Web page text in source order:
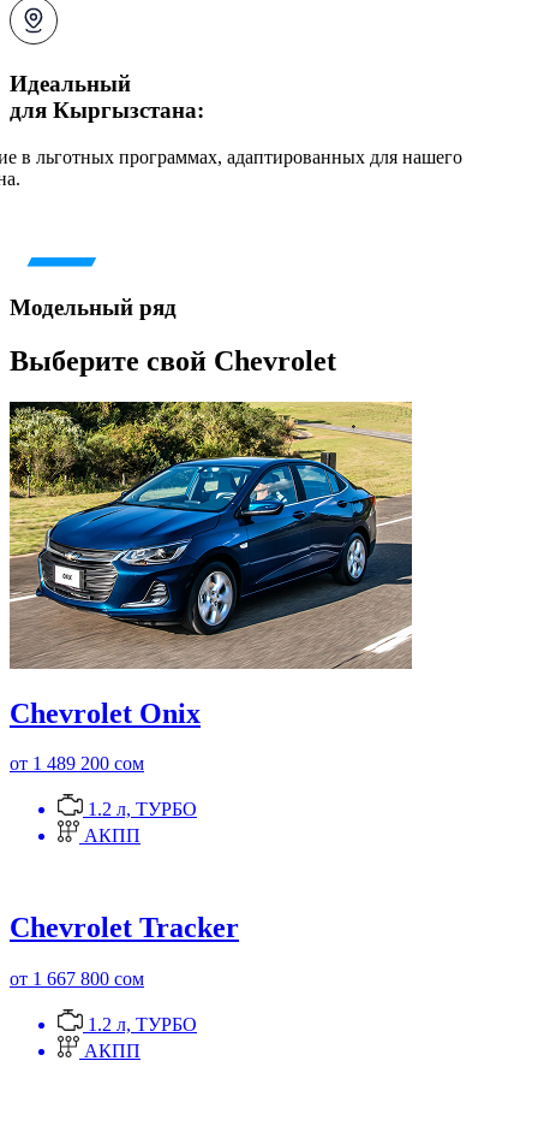
Идеальный
для Кыргызстана:
в льготных программах, адаптированных для нашего
Модельный ряд
Выберите свой Chevrolet
Chevrolet Onix
от 1 489 200 сом
1.2 л, ТУРБО
АКПП
Chevrolet Tracker
от 1 667 800 сом
1.2 л, ТУРБО
АКПП